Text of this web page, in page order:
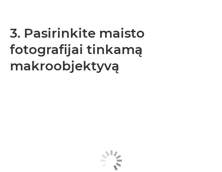
3. Pasirinkite maisto
fotografijai tinkamą
makroobjektyvą